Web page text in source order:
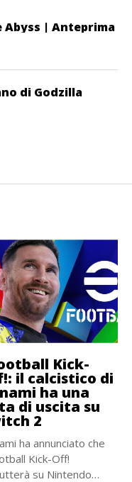
Abyss | Anteprima
di Godzilla
Kick-
il calcistico di
ha una
di uscita su
2
ha annunciato che
Kick-Off!
su Nintendo